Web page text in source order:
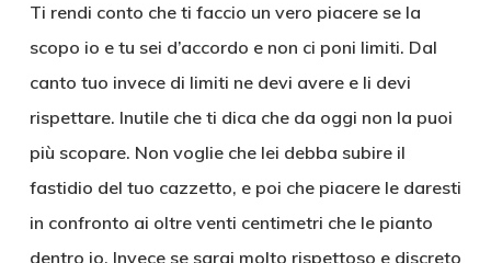
Ti rendi conto che ti faccio un vero piacere se la
scopo io e tu sei d’accordo e non ci poni limiti. Dal
canto tuo invece di limiti ne devi avere e li devi
rispettare. Inutile che ti dica che da oggi non la puoi
più scopare. Non voglie che lei debba subire il
fastidio del tuo cazzetto, e poi che piacere le daresti
in confronto ai oltre venti centimetri che le pianto
dentro io. Invece se sarai molto rispettoso e discreto